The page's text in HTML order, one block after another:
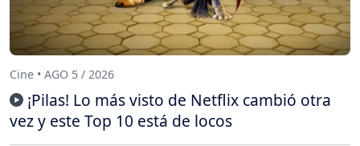
Cine • AGO 5 / 2026
¡Pilas! Lo más visto de Netflix cambió otra
vez y este Top 10 está de locos